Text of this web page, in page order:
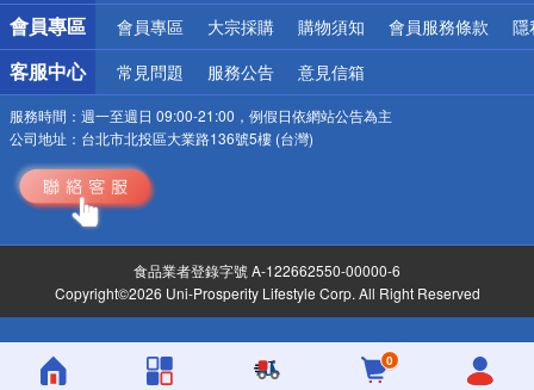
會員專區 會員專區 大宗採購 購物須知 會員服務條款 隱
客服中心 常見問題 服務公告 意見信箱
服務時間： 週一至週日 09:00-21:00，例假日依網站公告為主
公司地址： 台北市北投區大業路136號5樓 (台灣)
食品業者登錄字號 A-122662550-00000-6
Copyright©2026 Uni-Prosperity Lifestyle Corp. All Right Reserved
0